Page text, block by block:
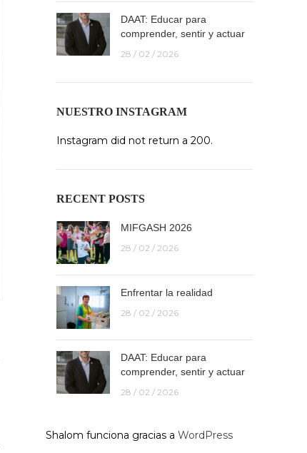
DAAT: Educar para
comprender, sentir y actuar
28 / 02 / 2026
NUESTRO INSTAGRAM
Instagram did not return a 200.
RECENT POSTS
MIFGASH 2026
28 / 02 / 2026
Enfrentar la realidad
28 / 02 / 2026
DAAT: Educar para
comprender, sentir y actuar
28 / 02 / 2026
Shalom funciona gracias a WordPress